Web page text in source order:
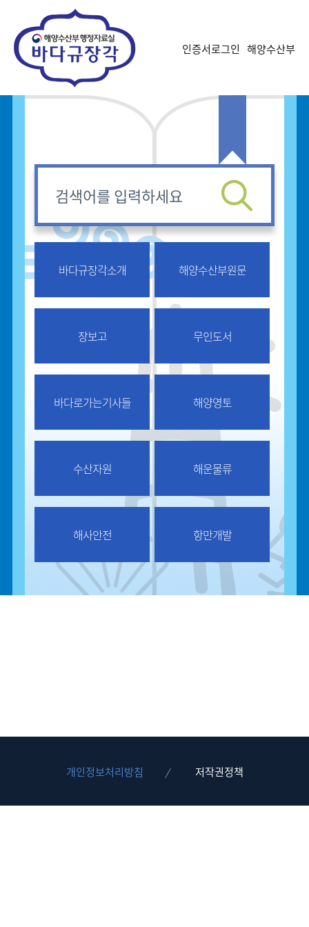
인증서로그인 해양수산부
바다규장각소개 해양수산부원문
장보고 무인도서
바다로가는기사들 해양영토
수산자원 해운물류
해사안전 항만개발
개인정보처리방침 저작권정책
우) 48789 부산광역시 동구 중앙대로 361번길 14(수정동) 아이엠